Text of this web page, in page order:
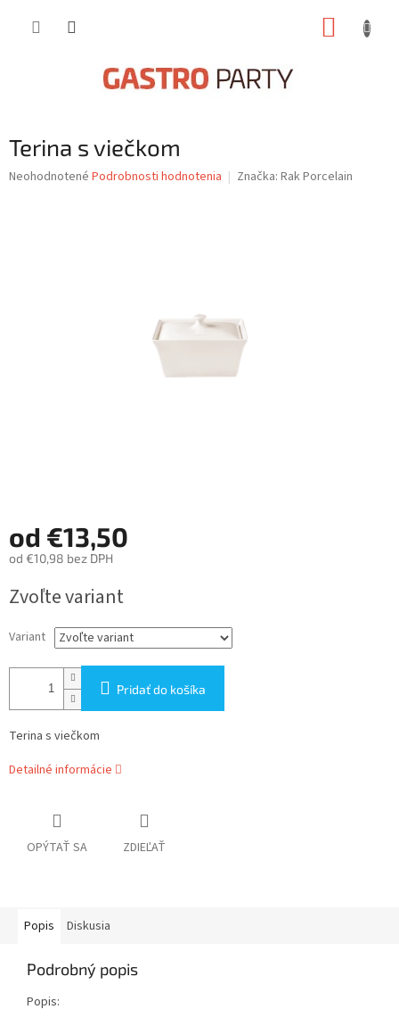
Terina s viečkom
Priemerné
Neohodnotené Podrobnosti hodnotenia Značka: Rak Porcelain
od €13,50
od €10,98 bez DPH
cena:
Zvoľte variant
Variant
Pridať do košíka
Terina s viečkom
Detailné informácie
OPÝTAŤ SA ZDIEĽAŤ
Popis Diskusia
Podrobný popis
Popis: